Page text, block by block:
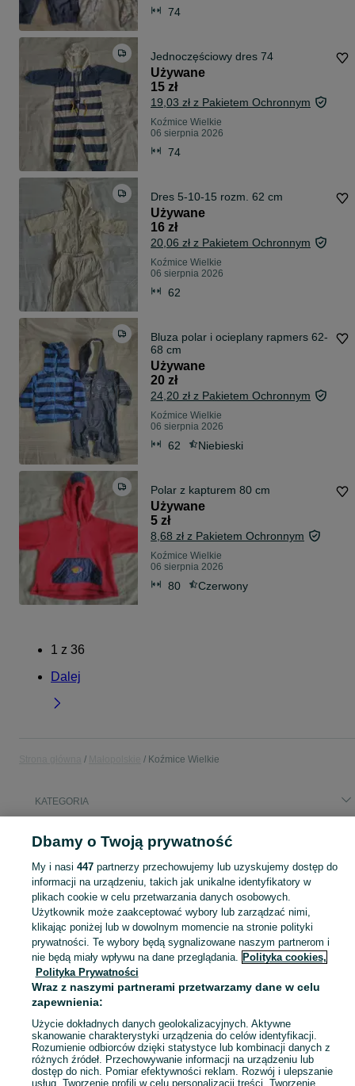
74
Jednoczęściowy dres 74
Używane
15 zł
19,03 zł z Pakietem Ochronnym
Koźmice Wielkie
06 sierpnia 2026
74
Dres 5-10-15 rozm. 62 cm
Używane
16 zł
20,06 zł z Pakietem Ochronnym
Koźmice Wielkie
06 sierpnia 2026
62
Bluza polar i ocieplany rapmers 62-
68 cm
Używane
20 zł
24,20 zł z Pakietem Ochronnym
Koźmice Wielkie
06 sierpnia 2026
62 Niebieski
Polar z kapturem 80 cm
Używane
5 zł
8,68 zł z Pakietem Ochronnym
Koźmice Wielkie
06 sierpnia 2026
80 Czerwony
1 z 36
Dalej
Koźmice Wielkie
KATEGORIA
Popularne wyszukiwania
volvo xc 60 t8
rower koszyk
Zobacz
Mapa kategorii
Mapa miejscowości
Mapa ministron
Popularne wyszukiwania
Dbamy o Twoją prywatność
My i nasi 447partnerzy przechowujemy lub uzyskujemy dostęp do
informacji na urządzeniu, takich jak unikalne identyfikatory w
plikach cookie w celu przetwarzania danych osobowych.
Użytkownik może zaakceptować wybory lub zarządzać nimi,
klikając poniżej lub w dowolnym momencie na stronie polityki
prywatności. Te wybory będą sygnalizowane naszym partnerom i
nie będą miały wpływu na dane przeglądania. Polityka cookies,
Polityka Prywatności
Wraz z naszymi partnerami przetwarzamy dane w celu
zapewnienia:
Użycie dokładnych danych geolokalizacyjnych. Aktywne
skanowanie charakterystyki urządzenia do celów identyfikacji.
Rozumienie odbiorców dzięki statystyce lub kombinacji danych z
różnych źródeł. Przechowywanie informacji na urządzeniu lub
dostęp do nich. Pomiar efektywności reklam. Rozwój i ulepszanie
usług. Tworzenie profili w celu personalizacji treści. Tworzenie